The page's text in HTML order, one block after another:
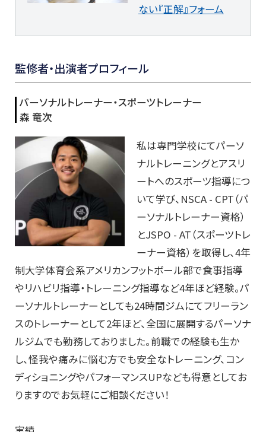
ない『正解』フォーム
監修者・出演者プロフィール
パーソナルトレーナー・スポーツトレーナー
森 竜次
私は専門学校にてパーソ
ナルトレーニングとアスリ
ートへのスポーツ指導につ
いて学び、NSCA - CPT（パ
ーソナルトレーナー資格）
とJSPO - AT（スポーツトレ
ーナー資格）を取得し、4年
制大学体育会系アメリカンフットボール部で食事指導
やリハビリ指導・トレーニング指導など4年ほど経験。パ
ーソナルトレーナーとしても24時間ジムにてフリーラン
スのトレーナーとして2年ほど、全国に展開するパーソナ
ルジムでも勤務しておりました。前職での経験も生か
し、怪我や痛みに悩む方でも安全なトレーニング、コン
ディショニングやパフォーマンスUPなども得意としてお
りますのでお気軽にご相談ください！